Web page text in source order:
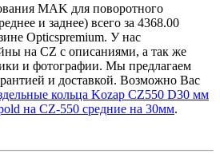
MAK для поворотного
и заднее) всего за 4368.00
Opticspremium. У нас
на CZ с описаниями, а так же
и фотографии. Мы предлагаем
и доставкой. Возможно Вас
кольца Kozap CZ550 D30 мм
на CZ-550 средние на 30мм.